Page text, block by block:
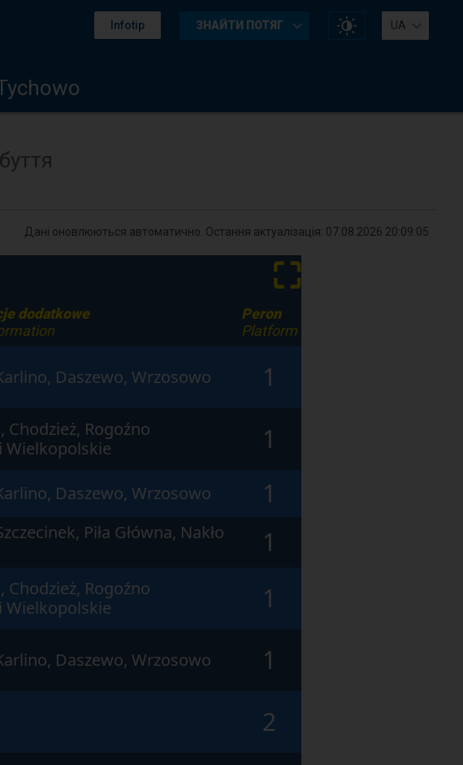
Infotip ЗНАЙТИ ПОТЯГ
Змінити
контраст
UA
Дані оновлюються автоматично. Остання актуалізація: 07.08.2026 20:09:05
⛶
dodatkowe
Peron
Platform
Daszewo, Wrzosowo
1
Chodzież, Rogoźno
1
Daszewo, Wrzosowo
1
Piła Główna, Nakło
1
Chodzież, Rogoźno
1
Daszewo, Wrzosowo
1
2